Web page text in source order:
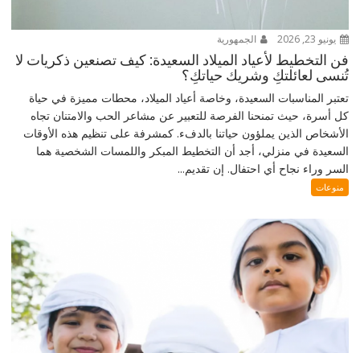
يونيو 23, 2026 الجمهورية
فن التخطيط لأعياد الميلاد السعيدة: كيف تصنعين ذكريات لا
تُنسى لعائلتكِ وشريك حياتكِ؟
تعتبر المناسبات السعيدة، وخاصة أعياد الميلاد، محطات مميزة في حياة
كل أسرة، حيث تمنحنا الفرصة للتعبير عن مشاعر الحب والامتنان تجاه
الأشخاص الذين يملؤون حياتنا بالدفء. كمشرفة على تنظيم هذه الأوقات
السعيدة في منزلي، أجد أن التخطيط المبكر واللمسات الشخصية هما
السر وراء نجاح أي احتفال. إن تقديم...
منوعات